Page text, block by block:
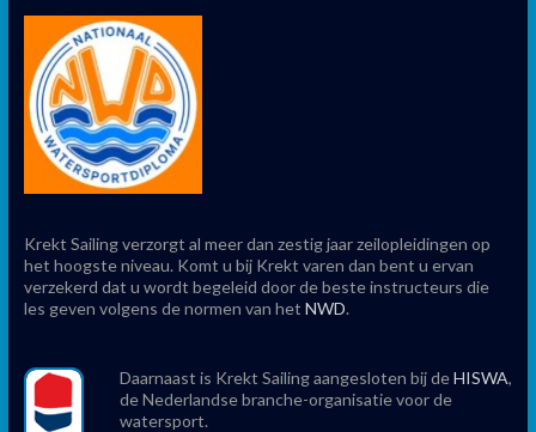
Krekt Sailing verzorgt al meer dan zestig jaar zeilopleidingen op
het hoogste niveau. Komt u bij Krekt varen dan bent u ervan
verzekerd dat u wordt begeleid door de beste instructeurs die
les geven volgens de normen van het NWD.
Daarnaast is Krekt Sailing aangesloten bij deHISWA,
de Nederlandse branche-organisatie voor de
watersport.